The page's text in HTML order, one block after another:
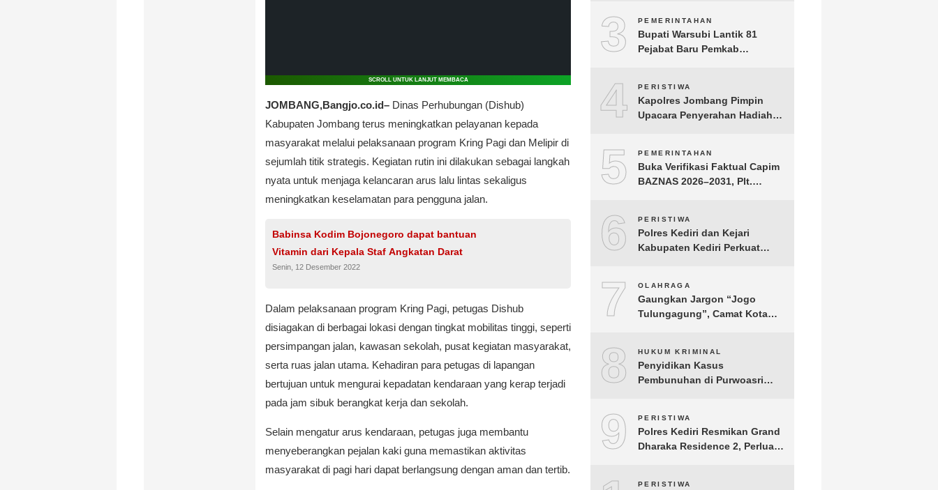
SCROLL UNTUK LANJUT MEMBACA
JOMBANG,Bangjo.co.id– Dinas Perhubungan (Dishub)
Kabupaten Jombang terus meningkatkan pelayanan kepada
masyarakat melalui pelaksanaan program Kring Pagi dan Melipir di
sejumlah titik strategis. Kegiatan rutin ini dilakukan sebagai langkah
nyata untuk menjaga kelancaran arus lalu lintas sekaligus
meningkatkan keselamatan para pengguna jalan.
Babinsa Kodim Bojonegoro dapat bantuan
Vitamin dari Kepala Staf Angkatan Darat
Senin, 12 Desember 2022
Dalam pelaksanaan program Kring Pagi, petugas Dishub
disiagakan di berbagai lokasi dengan tingkat mobilitas tinggi, seperti
persimpangan jalan, kawasan sekolah, pusat kegiatan masyarakat,
serta ruas jalan utama. Kehadiran para petugas di lapangan
bertujuan untuk mengurai kepadatan kendaraan yang kerap terjadi
pada jam sibuk berangkat kerja dan sekolah.
Selain mengatur arus kendaraan, petugas juga membantu
menyeberangkan pejalan kaki guna memastikan aktivitas
masyarakat di pagi hari dapat berlangsung dengan aman dan tertib.
Layanan
3 PEMERINTAHAN
Bupati Warsubi Lantik 81
Pejabat Baru Pemkab
4 PERISTIWA
Kapolres Jombang Pimpin
Upacara Penyerahan Hadiah
5 PEMERINTAHAN
Buka Verifikasi Faktual Capim
BAZNAS 2026–2031, Plt.
Transparansi
6 PERISTIWA
Polres Kediri dan Kejari
Kabupaten Kediri Perkuat
7 OLAHRAGA
Gaungkan Jargon “Jogo
Tulungagung”, Camat Kota
Tamanan
8 HUKUM KRIMINAL
Penyidikan Kasus
Pembunuhan di Purwoasri
Adegan
9 PERISTIWA
Polres Kediri Resmikan Grand
Dharaka Residence 2, Perluas
PERISTIWA